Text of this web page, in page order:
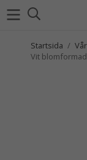
Startsida /
Vit